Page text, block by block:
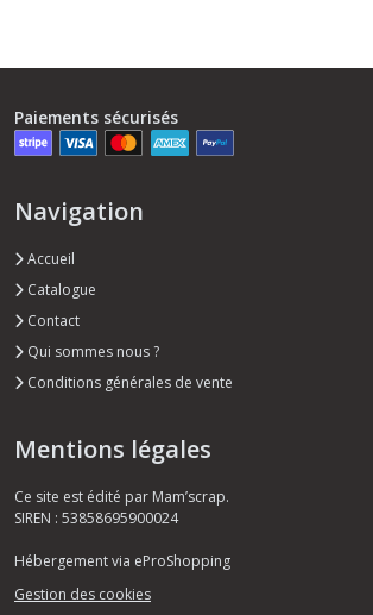
Paiements sécurisés
Navigation
Accueil
Catalogue
Contact
Qui sommes nous ?
Conditions générales de vente
Mentions légales
Ce site est édité par Mam’scrap.
SIREN : 53858695900024
Hébergement via eProShopping
Gestion des cookies